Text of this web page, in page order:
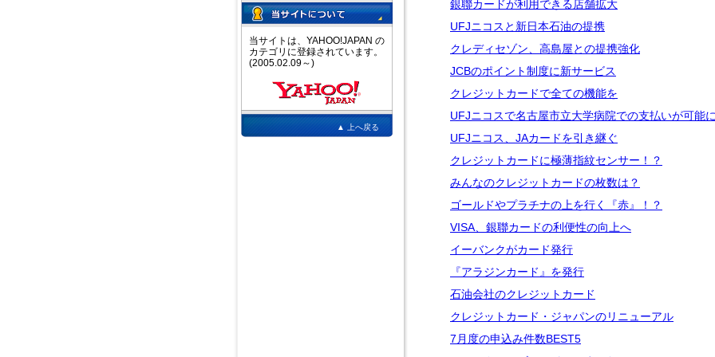
銀聯カードが利用できる店舗拡大
UFJニコスと新日本石油の提携
クレディセゾン、高島屋との提携強化
JCBのポイント制度に新サービス
クレジットカードで全ての機能を
UFJニコスで名古屋市立大学病院での支払いが可能
UFJニコス、JAカードを引き継ぐ
クレジットカードに極薄指紋センサー！？
みんなのクレジットカードの枚数は？
ゴールドやプラチナの上を行く『赤』！？
VISA、銀聯カードの利便性の向上へ
イーバンクがカード発行
『アラジンカード』を発行
石油会社のクレジットカード
クレジットカード・ジャパンのリニューアル
7月度の申込み件数BEST5
当サイトは、YAHOO!JAPAN の
カテゴリに登録されています。
(2005.02.09～)
▲ 上へ戻る